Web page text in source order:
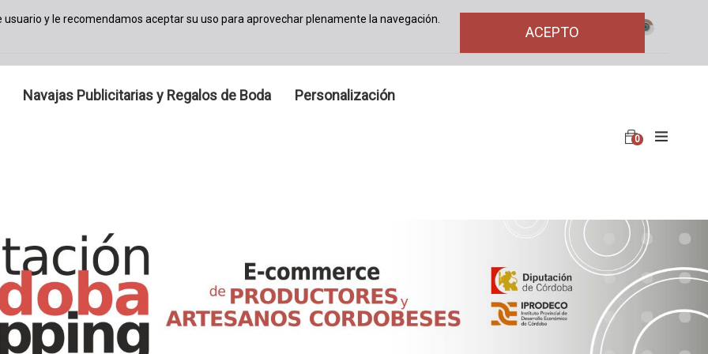
y le recomendamos aceptar su uso para aprovechar plenamente la navegación.
ACEPTO
Navajas Publicitarias y Regalos de Boda Personalización
0